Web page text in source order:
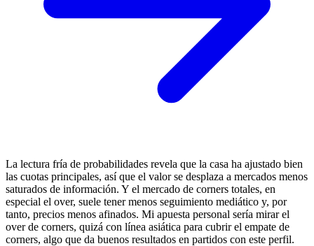
La lectura fría de probabilidades revela que la casa ha ajustado bien
las cuotas principales, así que el valor se desplaza a mercados menos
saturados de información. Y el mercado de corners totales, en
especial el over, suele tener menos seguimiento mediático y, por
tanto, precios menos afinados. Mi apuesta personal sería mirar el
over de corners, quizá con línea asiática para cubrir el empate de
corners, algo que da buenos resultados en partidos con este perfil.